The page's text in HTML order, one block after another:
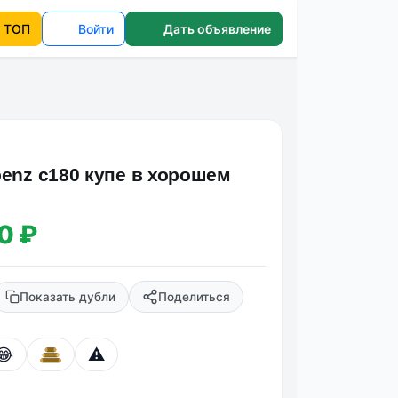
ТОП Войти Дать объявление
c180 купе в хорошем
₽
Показать дубли Поделиться
⚠️